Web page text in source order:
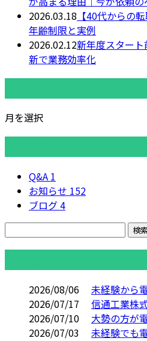
2026.03.18 【40代からの
年齢制限と実例
2026.02.12新年度スター
新で業務効率化
月を選択
Q&A 1
お知らせ 152
ブログ4
2026/08/06
未経験から
2026/07/17
信通工業株
2026/07/10
大勢の方が
2026/07/03
未経験でも